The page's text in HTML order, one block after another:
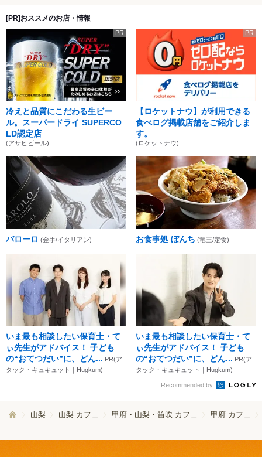
[PR]おススメのお店・情報
PR
冷えと品質にこだわる生ビー
ル。スーパードライ SUPERCO
LD認定店
(アサヒビール)
PR
【ロケットナウ】が利用できる
食べログ掲載店舗をご紹介しま
す。
(ロケットナウ)
バローロ (金手/イタリアン) お食事処 ぼんち (竜王/定食)
いま最も相談したい保育士・て
ぃ先生がアドバイス！ 子ども
の“おてつだい”に、どん... PR(ア
タック・キュキュット｜Hugkum)
いま最も相談したい保育士・て
ぃ先生がアドバイス！ 子ども
の“おてつだい”に、どん... PR(ア
タック・キュキュット｜Hugkum)
Recommended by
山梨 山梨 カフェ 甲府・山梨・笛吹 カフェ 甲府 カフェ